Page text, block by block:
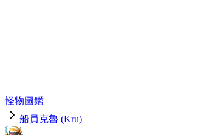
怪物圖鑑
船員克魯 (Kru)